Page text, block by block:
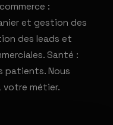
:
et gestion des
des leads et
Santé :
patients. Nous
métier.